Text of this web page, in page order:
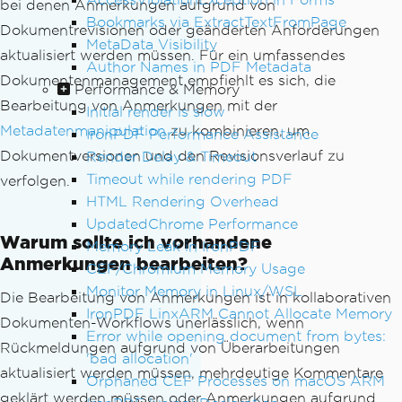
Bookmarks via ExtractTextFromPage
MetaData Visibility
Author Names in PDF Metadata
Performance & Memory
Initial render is slow
IronPDF Performance Assistance
Render Delay & Timeout
Timeout while rendering PDF
HTML Rendering Overhead
UpdatedChrome Performance
Memory Leak in IronPDF
CEF/Chromium Memory Usage
Monitor Memory in Linux/WSL
IronPDF LinxARM Cannot Allocate Memory
Error while opening document from bytes:
'bad allocation'
Orphaned CEF Processes on macOS ARM
bei denen Anmerkungen aufgrund von
Dokumentrevisionen oder geänderten Anforderungen
aktualisiert werden müssen. Für ein umfassendes
Dokumentenmanagement empfiehlt es sich, die
Bearbeitung von Anmerkungen mit der
Metadatenmanipulationzu kombinieren, um
Dokumentversionen und den Revisionsverlauf zu
verfolgen.
Warum sollte ich vorhandene
Anmerkungen bearbeiten?
Die Bearbeitung von Anmerkungen ist in kollaborativen
Dokumenten-Workflows unerlässlich, wenn
Rückmeldungen aufgrund von Überarbeitungen
aktualisiert werden müssen, mehrdeutige Kommentare
geklärt werden müssen oder Anmerkungen aufgrund